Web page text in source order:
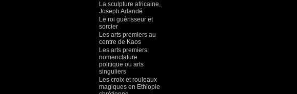
La sculpture africaine,
Joseph Adandé
Le roi guérisseur et
sorcier
Les arts premiers au
centre de Kaos
Les arts premiers:
nomenclature
politique ou arts
singuliers
Les croix et rouleaux
magiques en Ethiopie